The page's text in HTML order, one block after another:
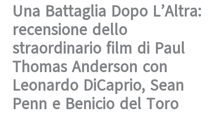
Una Battaglia Dopo L’Altra:
recensione dello
straordinario film di Paul
Thomas Anderson con
Leonardo DiCaprio, Sean
Penn e Benicio del Toro